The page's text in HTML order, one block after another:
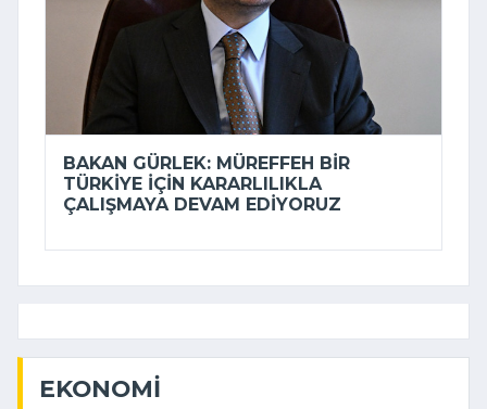
BAKAN GÜRLEK: MÜREFFEH BIR
TÜRKIYE IÇIN KARARLILIKLA
ÇALIŞMAYA DEVAM EDIYORUZ
EKONOMI